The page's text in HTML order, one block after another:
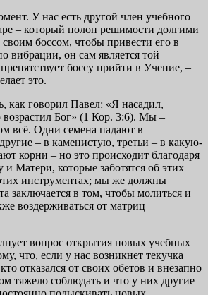
У нас есть другой член учебного
– который полон решимости долгими
своим боссом, чтобы привести его в
вибрации, он сам является той
боссу прийти в Учение, –
это.
говорил Павел: «Я насадил,
Бог» (1 Кор. 3:6). Мы –
всё. Одни семена падают в
– в каменистую, третьи – в какую-
корни – но это происходит благодаря
Матери, которые заботятся об этих
инструментах; мы же должны
заключается в том, чтобы молиться и
воздерживаться от матриц
вопрос открытия новых учебных
что, если у нас возникнет текучка
отказался от своих обетов и внезапно
тяжело соблюдать и что у них другие